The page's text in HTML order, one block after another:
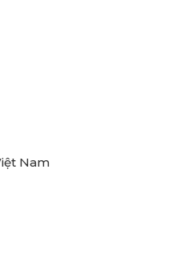
Nam